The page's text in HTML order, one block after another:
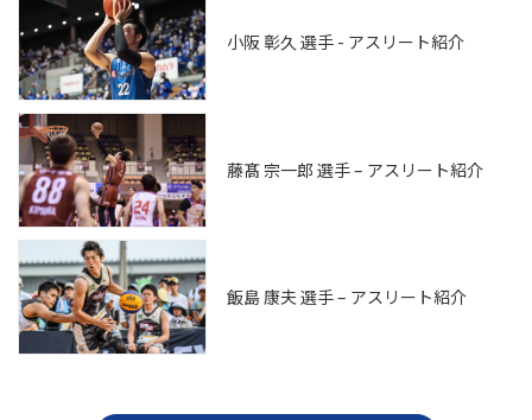
小阪 彰久 選手 - アスリート紹介
藤髙 宗一郎 選手 – アスリート紹介
飯島 康夫 選手 – アスリート紹介